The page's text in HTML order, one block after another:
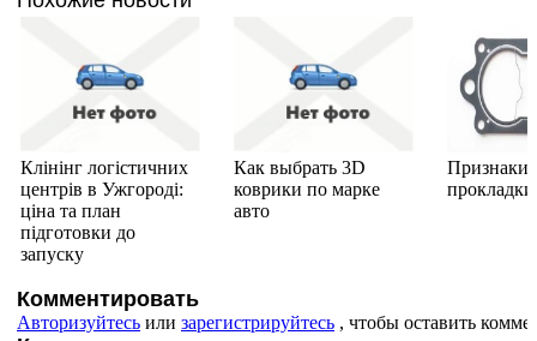
Клінінг логістичних
центрів в Ужгороді:
ціна та план
підготовки до
запуску
Как выбрать 3D
коврики по марке
авто
Признаки
Комментировать
Авторизуйтесь или зарегистрируйтесь , чтобы оставить